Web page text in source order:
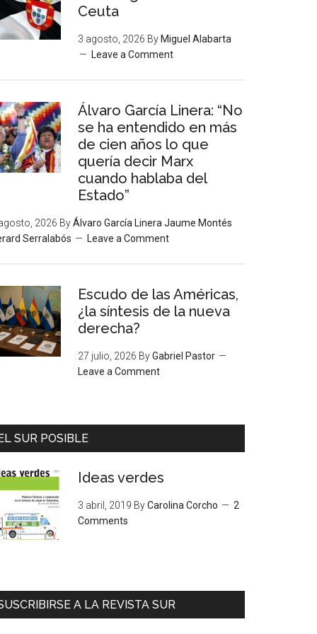
Ceuta
3 agosto, 2026 By Miguel Alabarta
Leave a Comment
Álvaro García Linera: “No
se ha entendido en más
de cien años lo que
quería decir Marx
cuando hablaba del
Estado”
2026 ByÁlvaro García Linera Jaume Montés
Serralabós
Leave a Comment
Escudo de las Américas,
¿la síntesis de la nueva
derecha?
27 julio, 2026 ByGabriel Pastor
Leave a Comment
SUR POSIBLE
Ideas verdes
3 abril, 2019 ByCarolina Corcho
2
Comments
A LA REVISTA SUR